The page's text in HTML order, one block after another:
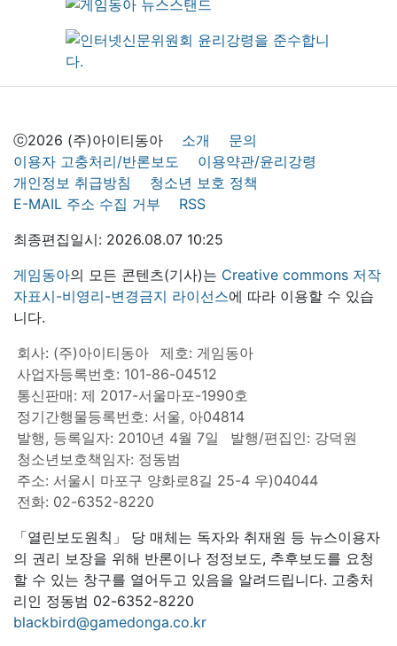
ⓒ2026 (주)아이티동아 소개
문의
이용자 고충처리/반론보도
이용약관/윤리강령
개인정보 취급방침
청소년 보호 정책
E-MAIL 주소 수집 거부
RSS
최종편집일시: 2026.08.07 10:25
게임동아의 모든 콘텐츠(기사)는 Creative commons 저작
자표시-비영리-변경금지 라이선스에 따라 이용할 수 있습
니다.
회사: (주)아이티동아
제호: 게임동아
사업자등록번호: 101-86-04512
통신판매: 제 2017-서울마포-1990호
정기간행물등록번호: 서울, 아04814
발행, 등록일자: 2010년 4월 7일
발행/편집인: 강덕원
청소년보호책임자: 정동범
주소: 서울시 마포구 양화로8길 25-4 우)04044
전화: 02-6352-8220
「열린보도원칙」 당 매체는 독자와 취재원 등 뉴스이용자
의 권리 보장을 위해 반론이나 정정보도, 추후보도를 요청
할 수 있는 창구를 열어두고 있음을 알려드립니다. 고충처
리인 정동범 02-6352-8220
blackbird@gamedonga.co.kr